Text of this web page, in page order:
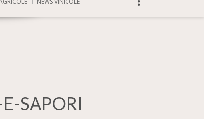
NEWS VINICOLE
SAPORI